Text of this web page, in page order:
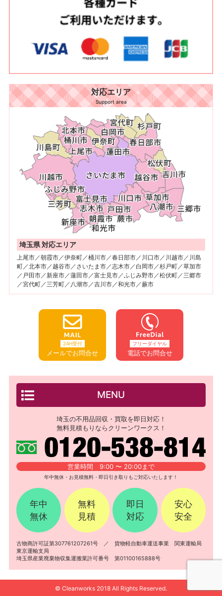
対応エリア
Support area
埼玉県 対応エリア
上尾市／朝霞市／伊奈町／桶川市／春日部市／川口市／川越市／川島
町／北本市／越谷市／さいたま市／志木市／白岡市／杉戸町／草加市
／戸田市／新座市／蓮田市／富士見市／ふじみ野市／松伏町／三郷市
／宮代町／三芳町／八潮市／吉川市／和光市／蕨市
24H受付
メールでお問合せ
フリーダイヤル
電話でお問合せ
MENU
埼玉の不用品回収・買取を即日対応！
無料見積もりならクリーンワークス！
営業時間 9:00 〜 20:00まで
年中無休・お見積無料・即日引き取りもご対応いたします！
年中
無休
無料
見積
即日
対応
安心
安全
古物商許可証第307761207261号 ／ 貨物軽自動車運送事業 関東運輸局
東京運輸支局
埼玉県産業廃棄物収集運搬業許可番号 第01100165888号
© Cleanworks 2018 All Rights Reserved.